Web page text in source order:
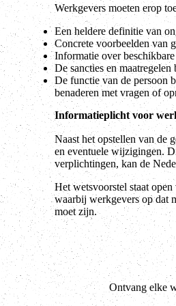
Werkgevers moeten erop
Een heldere definitie van
Concrete voorbeelden van
Informatie over
De sancties en
De functie van de persoon
benaderen met vragen of
Informatieplicht voor
Naast het opstellen van de
en eventuele wijzigingen.
verplichtingen, kan de
Het wetsvoorstel staat
waarbij werkgevers op dat
moet zijn.
Ontvang elke